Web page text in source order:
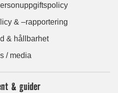
& –rapportering
& hållbarhet
/ media
& guider